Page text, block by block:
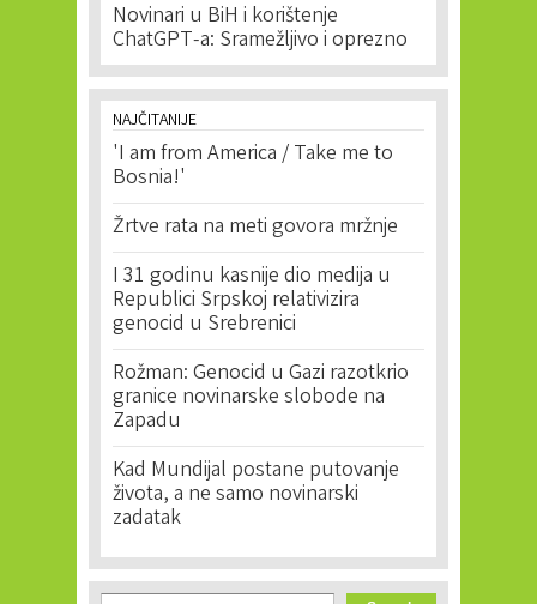
Novinari u BiH i korištenje
ChatGPT-a: Sramežljivo i oprezno
NAJČITANIJE
'I am from America / Take me to
Bosnia!'
Žrtve rata na meti govora mržnje
I 31 godinu kasnije dio medija u
Republici Srpskoj relativizira
genocid u Srebrenici
Rožman: Genocid u Gazi razotkrio
granice novinarske slobode na
Zapadu
Kad Mundijal postane putovanje
života, a ne samo novinarski
zadatak